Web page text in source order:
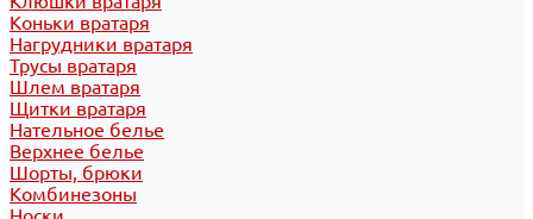
Коньки вратаря
Нагрудники вратаря
Трусы вратаря
Шлем вратаря
Щитки вратаря
Нательное белье
Верхнее белье
Шорты, брюки
Комбинезоны